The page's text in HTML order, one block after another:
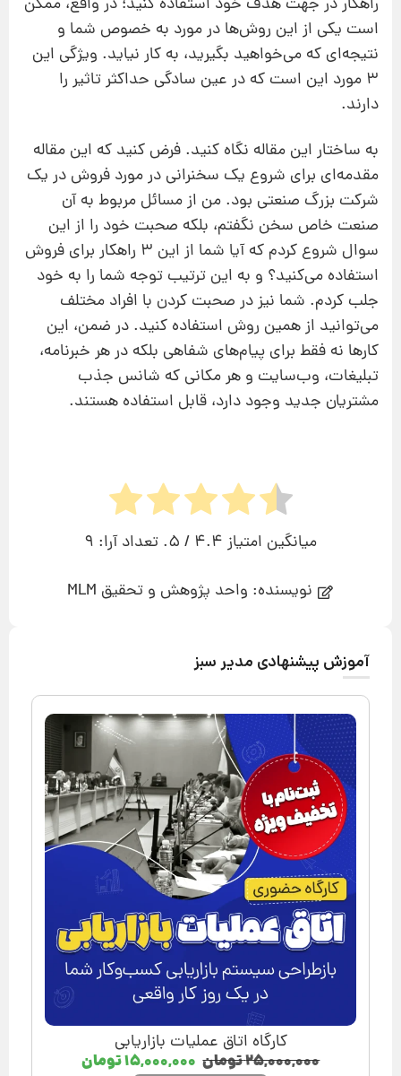
است یکی از این روش‌ها در مورد به خصوص شما و
نتیجه‌ای که می‌خواهید بگیرید، به کار نیاید. ویژگی این
3 مورد این است که در عین سادگی حداکثر تاثیر را
دارند.
به ساختار این مقاله نگاه کنید. فرض کنید که این مقاله
مقدمه‌ای برای شروع یک سخنرانی در مورد فروش در یک
شرکت بزرگ صنعتی بود. من از مسائل مربوط به آن
صنعت خاص سخن نگفتم، بلکه صحبت خود را از این
سوال شروع کردم که آیا شما از این 3 راهکار برای فروش
استفاده می‌کنید؟ و به این ترتیب توجه شما را به خود
جلب کردم. شما نیز در صحبت کردن با افراد مختلف
می‌توانید از همین روش استفاده کنید. در ضمن، این
کارها نه فقط برای پیام‌های شفاهی بلکه در هر خبرنامه،
تبلیغات، وب‌سایت و هر مکانی که شانس جذب
مشتریان جدید وجود دارد، قابل استفاده هستند.
میانگین امتیاز 4.4 / 5. تعداد آرا:
9
نویسنده: واحد پژوهش و تحقیق MLM
آموزش پیشنهادی مدیر سبز
کارگاه اتاق عملیات بازاریابی
۲۵,۰۰۰,۰۰۰تومان ۱۵,۰۰۰,۰۰۰تومان